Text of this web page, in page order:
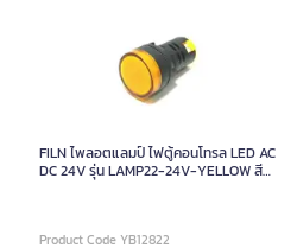
FILN ไพลอตแลมป์ ไฟตู้คอนโทรล LED AC
DC 24V รุ่น LAMP22-24V-YELLOW สี
Product Code YB12822